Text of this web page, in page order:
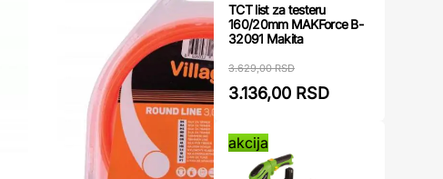
TCT list za testeru
160/20mm MAKForce B-
32091 Makita
3.629,00 RSD
3.136,00 RSD
akcija